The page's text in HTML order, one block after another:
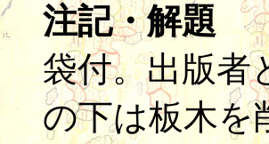
注記・解題
袋付。出版者
の下は板木を